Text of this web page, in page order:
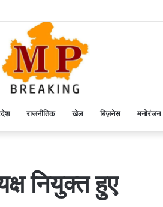
राजनीतिक खेल बिज़नेस मनोरंजन
नियुक्त हुए